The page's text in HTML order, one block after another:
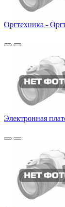
Оргтехника -
Электронная